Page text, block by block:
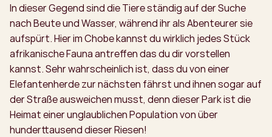
In dieser Gegend sind die Tiere ständig auf der Suche
nach Beute und Wasser, während ihr als Abenteurer sie
aufspürt. Hier im Chobe kannst du wirklich jedes Stück
afrikanische Fauna antreffen das du dir vorstellen
kannst. Sehr wahrscheinlich ist, dass du von einer
Elefantenherde zur nächsten fährst und ihnen sogar auf
der Straße ausweichen musst, denn dieser Park ist die
Heimat einer unglaublichen Population von über
hunderttausend dieser Riesen!